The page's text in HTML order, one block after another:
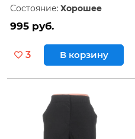
Состояние: Хорошее
995 руб.
3 В корзину